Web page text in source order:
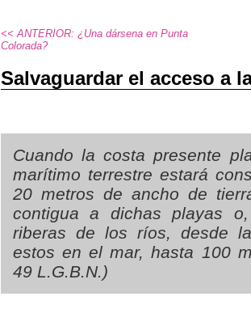
<< ANTERIOR: ¿Una dársena en Punta
Colorada?
Salvaguardar el acceso a
Cuando la costa presente
marítimo terrestre estará
20 metros de ancho de
contigua a dichas playas
riberas de los ríos, desde
estos en el mar, hasta 100
49 L.G.B.N.)